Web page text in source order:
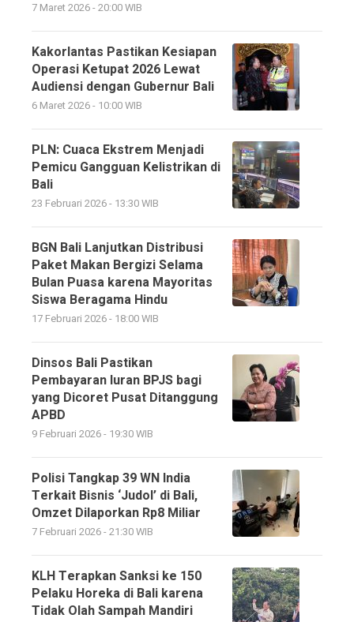
7 Maret 2026 - 20:00 WIB
Kakorlantas Pastikan Kesiapan
Operasi Ketupat 2026 Lewat
Audiensi dengan Gubernur Bali
6 Maret 2026 - 10:00 WIB
PLN: Cuaca Ekstrem Menjadi
Pemicu Gangguan Kelistrikan di
Bali
23 Februari 2026 - 13:30 WIB
BGN Bali Lanjutkan Distribusi
Paket Makan Bergizi Selama
Bulan Puasa karena Mayoritas
Siswa Beragama Hindu
17 Februari 2026 - 18:00 WIB
Dinsos Bali Pastikan
Pembayaran Iuran BPJS bagi
yang Dicoret Pusat Ditanggung
APBD
9 Februari 2026 - 19:30 WIB
Polisi Tangkap 39 WN India
Terkait Bisnis ‘Judol’ di Bali,
Omzet Dilaporkan Rp8 Miliar
7 Februari 2026 - 21:30 WIB
KLH Terapkan Sanksi ke 150
Pelaku Horeka di Bali karena
Tidak Olah Sampah Mandiri